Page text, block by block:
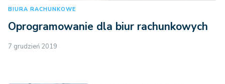
BIURA RACHUNKOWE
Oprogramowanie dla biur rachunkowych
7 grudzień 2019